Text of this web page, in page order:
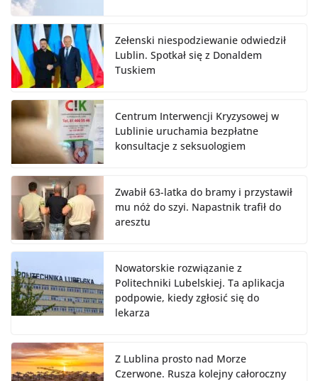
Zełenski niespodziewanie odwiedził
Lublin. Spotkał się z Donaldem
Tuskiem
Centrum Interwencji Kryzysowej w
Lublinie uruchamia bezpłatne
konsultacje z seksuologiem
Zwabił 63-latka do bramy i przystawił
mu nóż do szyi. Napastnik trafił do
aresztu
Nowatorskie rozwiązanie z
Politechniki Lubelskiej. Ta aplikacja
podpowie, kiedy zgłosić się do
lekarza
Z Lublina prosto nad Morze
Czerwone. Rusza kolejny całoroczny